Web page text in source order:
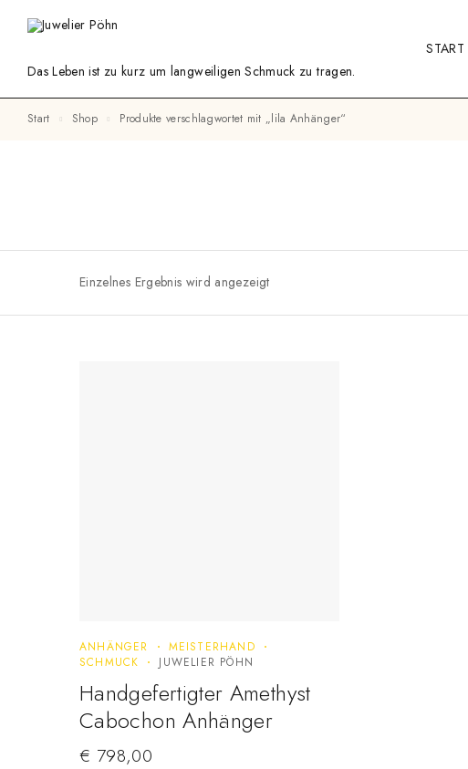
Das Leben ist zu kurz um langweiligen Schmuck zu tragen.
START
Start Shop Produkte verschlagwortet mit „lila Anhänger“
Einzelnes Ergebnis wird angezeigt
ANHÄNGER
MEISTERHAND
SCHMUCK
JUWELIER PÖHN
Handgefertigter Amethyst
Cabochon Anhänger
€ 798,00